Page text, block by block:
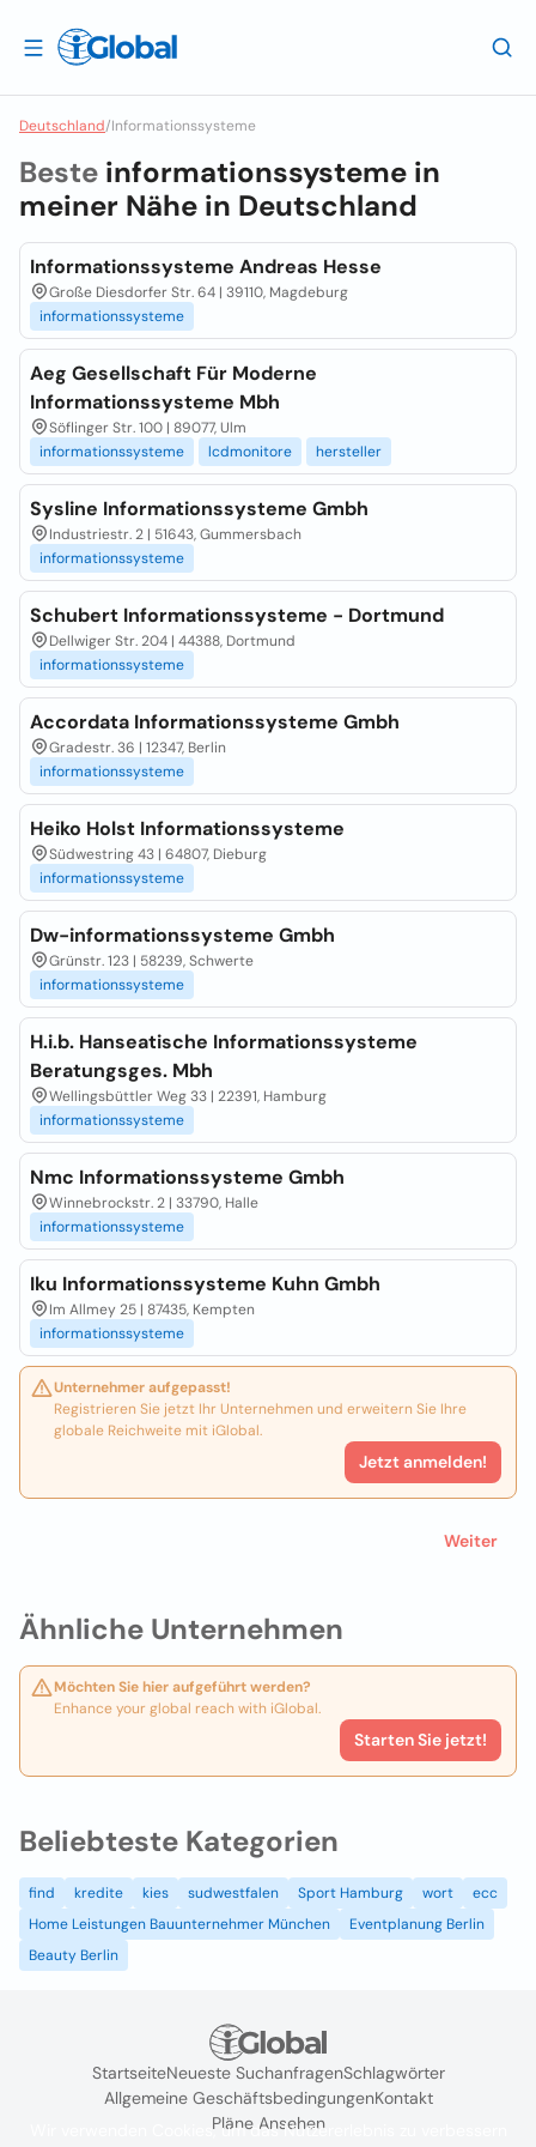
Deutschland/Informationssysteme
Ähnliche Unternehmen
Möchten Sie hier aufgeführt werden?
Enhance your global reach with iGlobal.
Starten Sie jetzt!
Beste informationssysteme in
meiner Nähe in Deutschland
Informationssysteme Andreas Hesse
Große Diesdorfer Str. 64 | 39110, Magdeburg
informationssysteme
Aeg Gesellschaft Für Moderne
Informationssysteme Mbh
Söflinger Str. 100 | 89077, Ulm
informationssysteme
lcdmonitore hersteller
Sysline Informationssysteme Gmbh
Industriestr. 2 | 51643, Gummersbach
informationssysteme
Schubert Informationssysteme - Dortmund
Dellwiger Str. 204 | 44388, Dortmund
informationssysteme
Accordata Informationssysteme Gmbh
Gradestr. 36 | 12347, Berlin
informationssysteme
Heiko Holst Informationssysteme
Südwestring 43 | 64807, Dieburg
informationssysteme
Dw-informationssysteme Gmbh
Grünstr. 123 | 58239, Schwerte
informationssysteme
H.i.b. Hanseatische Informationssysteme
Beratungsges. Mbh
Wellingsbüttler Weg 33 | 22391, Hamburg
informationssysteme
Nmc Informationssysteme Gmbh
Winnebrockstr. 2 | 33790, Halle
informationssysteme
Iku Informationssysteme Kuhn Gmbh
Im Allmey 25 | 87435, Kempten
informationssysteme
Unternehmer aufgepasst!
Registrieren Sie jetzt Ihr Unternehmen und erweitern Sie Ihre
globale Reichweite mit iGlobal.
Jetzt anmelden!
Weiter
Beliebteste Kategorien
find kredite kies sudwestfalen Sport Hamburg wort
ecc
Home Leistungen Bauunternehmer München
Eventplanung Berlin
Beauty Berlin
StartseiteNeueste SuchanfragenSchlagwörter
Allgemeine GeschäftsbedingungenKontakt
Pläne Ansehen
Wir verwenden Cookies, um das Nutzererlebnis zu verbessern